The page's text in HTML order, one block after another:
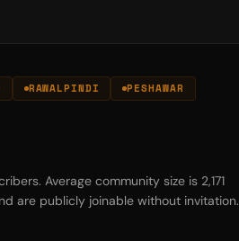
RAWALPINDI PESHAWAR
Average community size is 2,171
are publicly joinable without invitation.